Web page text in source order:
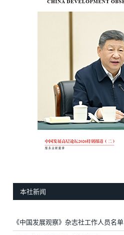
本社新闻
《中国发展观察》杂志社工作人员名单